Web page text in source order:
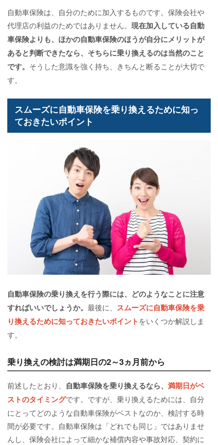
自動車保険は、自分のために加入するものです。保険会社や
代理店の利益のためではありません。 現在加入している自動
車保険よりも、ほかの自動車保険のほうが自分にメリットが
あると判断できたなら、そちらに乗り換えるのは当然のこと
です。 そうした意識を強く持ち、きちんと断ることが大切で
す。
スムーズに自動車保険を乗り換えるために知っ
ておきたいポイント
自動車保険の乗り換えを行う際には、どのようなことに注意
すればいいでしょうか。 最後に、 スムーズに自動車保険を乗
り換えるために知っておきたいポイント をいくつか解説しま
す。
乗り換えの検討は満期日の2～3ヵ月前から
前述したとおり、 自動車保険を乗り換えるなら、 満期日がベ
ストのタイミングです。ですが、乗り換えるためには、自分
にとってどのような自動車保険がベストなのか、検討する時
間が必要です。自動車保険は「どれでも同じ」ではありませ
んし、保険会社によって細かな補償内容や事故対応、契約に